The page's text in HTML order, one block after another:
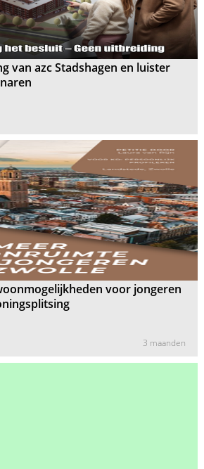
van azc Stadshagen en luister
voor jongeren
3 maanden